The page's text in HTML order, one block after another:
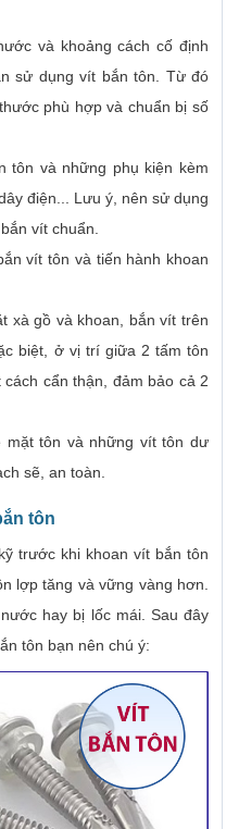
và khoảng cách cố định
sử dụng vít bắn tôn. Từ đó
phù hợp và chuẩn bị số
tôn và những phụ kiện kèm
điện... Lưu ý, nên sử dụng
vít chuẩn.
vít tôn và tiến hành khoan
xà gồ và khoan, bắn vít trên
biệt, ở vị trí giữa 2 tấm tôn
cẩn thận, đảm bảo cả 2
mặt tôn và những vít tôn dư
sẽ, an toàn.
tôn
trước khi khoan vít bắn tôn
lợp tăng và vững vàng hơn.
hay bị lốc mái. Sau đây
tôn bạn nên chú ý: